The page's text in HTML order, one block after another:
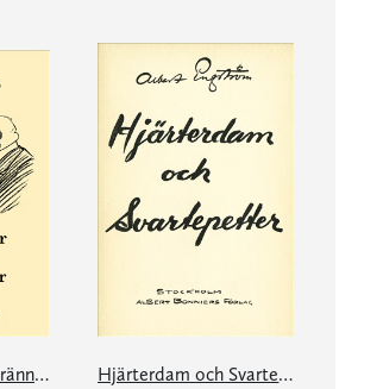
Sötblomster och brännässlor Hjärterdam och Svartepetter